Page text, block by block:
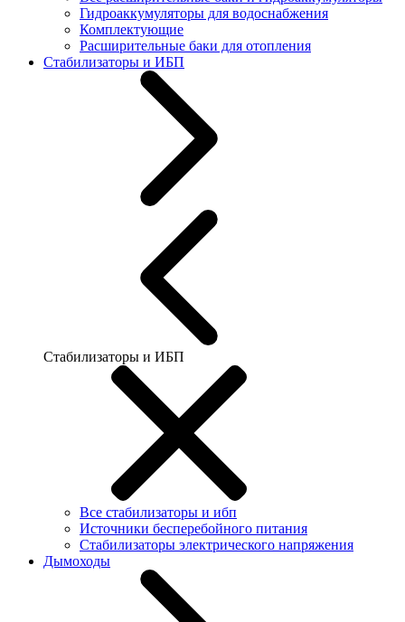
Гидроаккумуляторы для водоснабжения
Комплектующие
Расширительные баки для отопления
Стабилизаторы и ИБП
Стабилизаторы и ИБП
Все стабилизаторы и ибп
Источники бесперебойного питания
Стабилизаторы электрического напряжения
Дымоходы